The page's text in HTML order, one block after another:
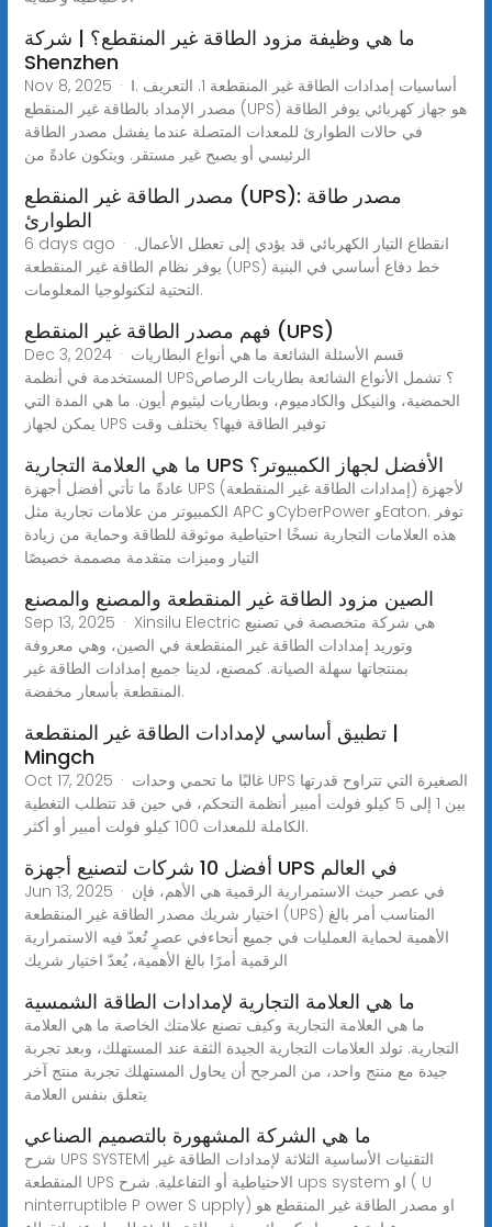
ما هي وظيفة مزود الطاقة غير المنقطع؟ | شركة
Shenzhen
Nov 8, 2025 · Ⅰ. أساسيات إمدادات الطاقة غير المنقطعة 1. التعريف
مصدر الإمداد بالطاقة غير المنقطع (UPS) هو جهاز كهربائي يوفر الطاقة
في حالات الطوارئ للمعدات المتصلة عندما يفشل مصدر الطاقة
الرئيسي أو يصبح غير مستقر. ويتكون عادةً من
مصدر الطاقة غير المنقطع (UPS): مصدر طاقة
الطوارئ
6 days ago · انقطاع التيار الكهربائي قد يؤدي إلى تعطل الأعمال.
يوفر نظام الطاقة غير المنقطعة (UPS) خط دفاع أساسي في البنية
التحتية لتكنولوجيا المعلومات.
فهم مصدر الطاقة غير المنقطع (UPS)
Dec 3, 2024 · قسم الأسئلة الشائعة ما هي أنواع البطاريات
المستخدمة في أنظمة UPS؟ تشمل الأنواع الشائعة بطاريات الرصاص
الحمضية، والنيكل والكادميوم، وبطاريات ليثيوم أيون. ما هي المدة التي
يمكن لجهاز UPS توفير الطاقة فيها؟ يختلف وقت
ما هي العلامة التجارية UPS الأفضل لجهاز الكمبيوتر؟
عادةً ما تأتي أفضل أجهزة UPS (إمدادات الطاقة غير المنقطعة) لأجهزة
الكمبيوتر من علامات تجارية مثل APC وCyberPower وEaton. توفر
هذه العلامات التجارية نسخًا احتياطية موثوقة للطاقة وحماية من زيادة
التيار وميزات متقدمة مصممة خصيصًا
الصين مزود الطاقة غير المنقطعة والمصنع والمصنع
Sep 13, 2025 · Xinsilu Electric هي شركة متخصصة في تصنيع
وتوريد إمدادات الطاقة غير المنقطعة في الصين، وهي معروفة
بمنتجاتها سهلة الصيانة. كمصنع، لدينا جميع إمدادات الطاقة غير
المنقطعة بأسعار مخفضة.
تطبيق أساسي لإمدادات الطاقة غير المنقطعة |
Mingch
Oct 17, 2025 · غالبًا ما تحمي وحدات UPS الصغيرة التي تتراوح قدرتها
بين 1 إلى 5 كيلو فولت أمبير أنظمة التحكم، في حين قد تتطلب التغطية
الكاملة للمعدات 100 كيلو فولت أمبير أو أكثر.
أفضل 10 شركات لتصنيع أجهزة UPS في العالم
Jun 13, 2025 · في عصر حيث الاستمرارية الرقمية هي الأهم، فإن
اختيار شريك مصدر الطاقة غير المنقطعة (UPS) المناسب أمر بالغ
الأهمية لحماية العمليات في جميع أنحاءفي عصرٍ تُعدّ فيه الاستمرارية
الرقمية أمرًا بالغ الأهمية، يُعدّ اختيار شريك
ما هي العلامة التجارية لإمدادات الطاقة الشمسية
ما هي العلامة التجارية وكيف تصنع علامتك الخاصة ما هي العلامة
التجارية. تولد العلامات التجارية الجيدة الثقة عند المستهلك، وبعد تجربة
جيدة مع منتج واحد، من المرجح أن يحاول المستهلك تجربة منتج آخر
يتعلق بنفس العلامة
ما هي الشركة المشهورة بالتصميم الصناعي
شرح UPS SYSTEM| التقنيات الأساسية الثلاثة لإمدادات الطاقة غير
المنقطعة UPS الاحتياطية أو التفاعلية. شرح ups system او ( U
ninterruptible P ower S upply) او مصدر الطاقة غير المنقطع هو